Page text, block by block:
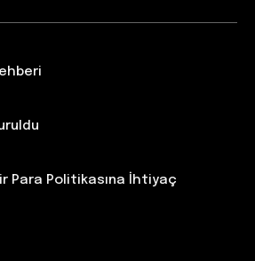
Para Politikasına İhtiyaç